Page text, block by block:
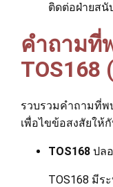
ติดต่อฝ่ายส
คำถามที่
TOS168
รวบรวมคำถามที่พ
เพื่อไขข้อสงสัยให้
TOS168 ปล
TOS168 มีร